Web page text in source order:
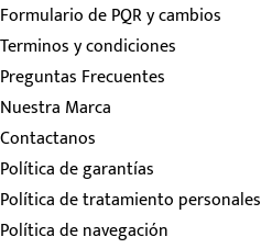
Formulario de PQR y cambios
Terminos y condiciones
Preguntas Frecuentes
Nuestra Marca
Contactanos
Política de garantías
Política de tratamiento personales
Política de navegación